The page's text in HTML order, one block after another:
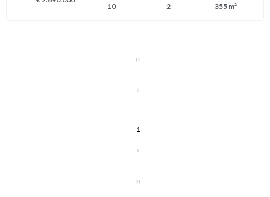
10 2 355 m²
1